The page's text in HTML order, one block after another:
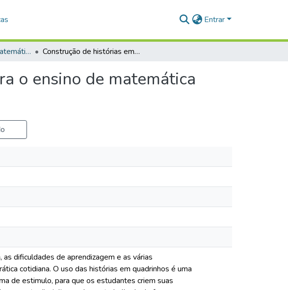
Entrar
Dissertações em Matemática em Rede Nacional (Mestrado Profissional) Construção de histórias em quadrinhos para o ensino de matemática com alunos do 2º ano do ensino médio
o ensino de matemática
dificuldades de aprendizagem e as várias
cotidiana. O uso das histórias em quadrinhos é uma
de estimulo, para que os estudantes criem suas